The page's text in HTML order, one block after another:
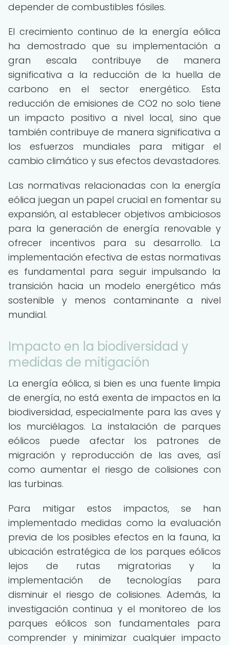
depender de combustibles fósiles.
El crecimiento continuo de la energía eólica
ha demostrado que su implementación a
gran escala contribuye de manera
significativa a la reducción de la huella de
carbono en el sector energético. Esta
reducción de emisiones de CO2 no solo tiene
un impacto positivo a nivel local, sino que
también contribuye de manera significativa a
los esfuerzos mundiales para mitigar el
cambio climático y sus efectos devastadores.
Las normativas relacionadas con la energía
eólica juegan un papel crucial en fomentar su
expansión, al establecer objetivos ambiciosos
para la generación de energía renovable y
ofrecer incentivos para su desarrollo. La
implementación efectiva de estas normativas
es fundamental para seguir impulsando la
transición hacia un modelo energético más
sostenible y menos contaminante a nivel
mundial.
Impacto en la biodiversidad y
medidas de mitigación
La energía eólica, si bien es una fuente limpia
de energía, no está exenta de impactos en la
biodiversidad, especialmente para las aves y
los murciélagos. La instalación de parques
eólicos puede afectar los patrones de
migración y reproducción de las aves, así
como aumentar el riesgo de colisiones con
las turbinas.
Para mitigar estos impactos, se han
implementado medidas como la evaluación
previa de los posibles efectos en la fauna, la
ubicación estratégica de los parques eólicos
lejos de rutas migratorias y la
implementación de tecnologías para
disminuir el riesgo de colisiones. Además, la
investigación continua y el monitoreo de los
parques eólicos son fundamentales para
comprender y minimizar cualquier impacto